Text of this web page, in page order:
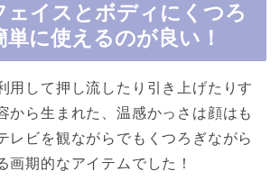
ェイスとボディにくつろ
単に使えるのが良い！
用して押し流したり引き上げたりす
から生まれた、温感かっさは顔はも
レビを観ながらでもくつろぎながら
画期的なアイテムでした！